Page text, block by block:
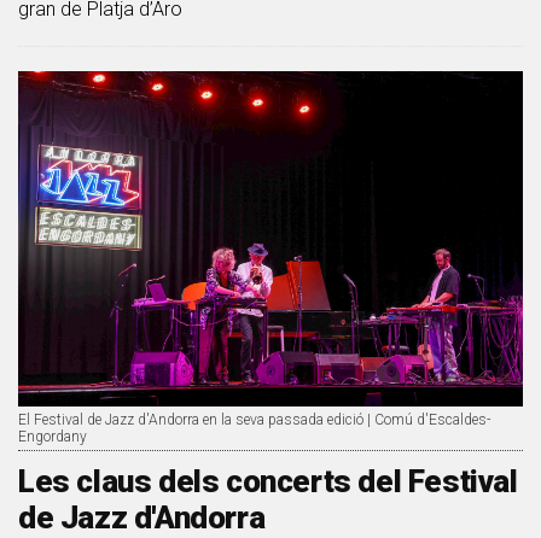
gran de Platja d’Aro
El Festival de Jazz d'Andorra en la seva passada edició | Comú d'Escaldes-
Engordany
Les claus dels concerts del Festival
de Jazz d'Andorra